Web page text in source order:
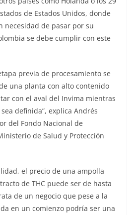
de Estados Unidos, donde
necesidad de pasar por su
se debe cumplir con este
previa de procesamiento se
una planta con alto contenido
con el aval del Invima mientras
definida”, explica Andrés
del Fondo Nacional de
de Salud y Protección
el precio de una ampolla
de THC puede ser de hasta
de un negocio que pese a la
en un comienzo podría ser una